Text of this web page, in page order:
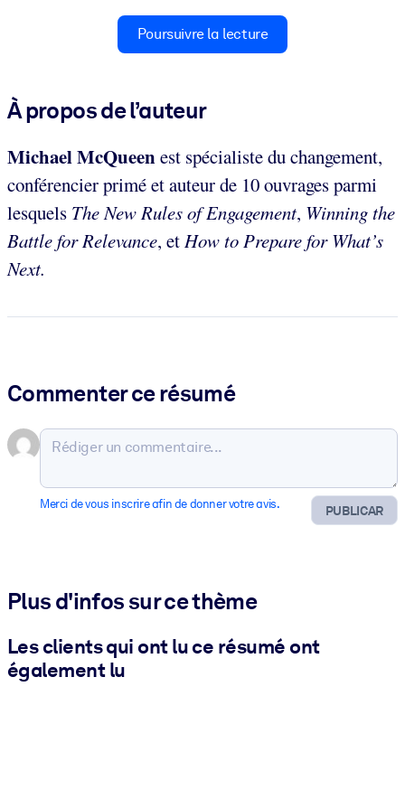
Poursuivre la lecture
À propos de l’auteur
Michael McQueenest spécialiste du changement,
conférencier primé et auteur de 10 ouvrages parmi
lesquels The New Rules of Engagement, Winning the
Battle for Relevance, etHow to Prepare for What’s
Next.
Commenter ce résumé
PUBLICAR
Merci de vous inscrire afin de donner votre avis.
Plus d'infos sur ce thème
Les clients qui ont lu ce résumé ont
également lu